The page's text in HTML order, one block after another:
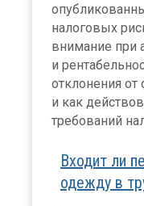
налоговых
внимание при
и
отклонения от
и как
требований
Входит ли
одежду в